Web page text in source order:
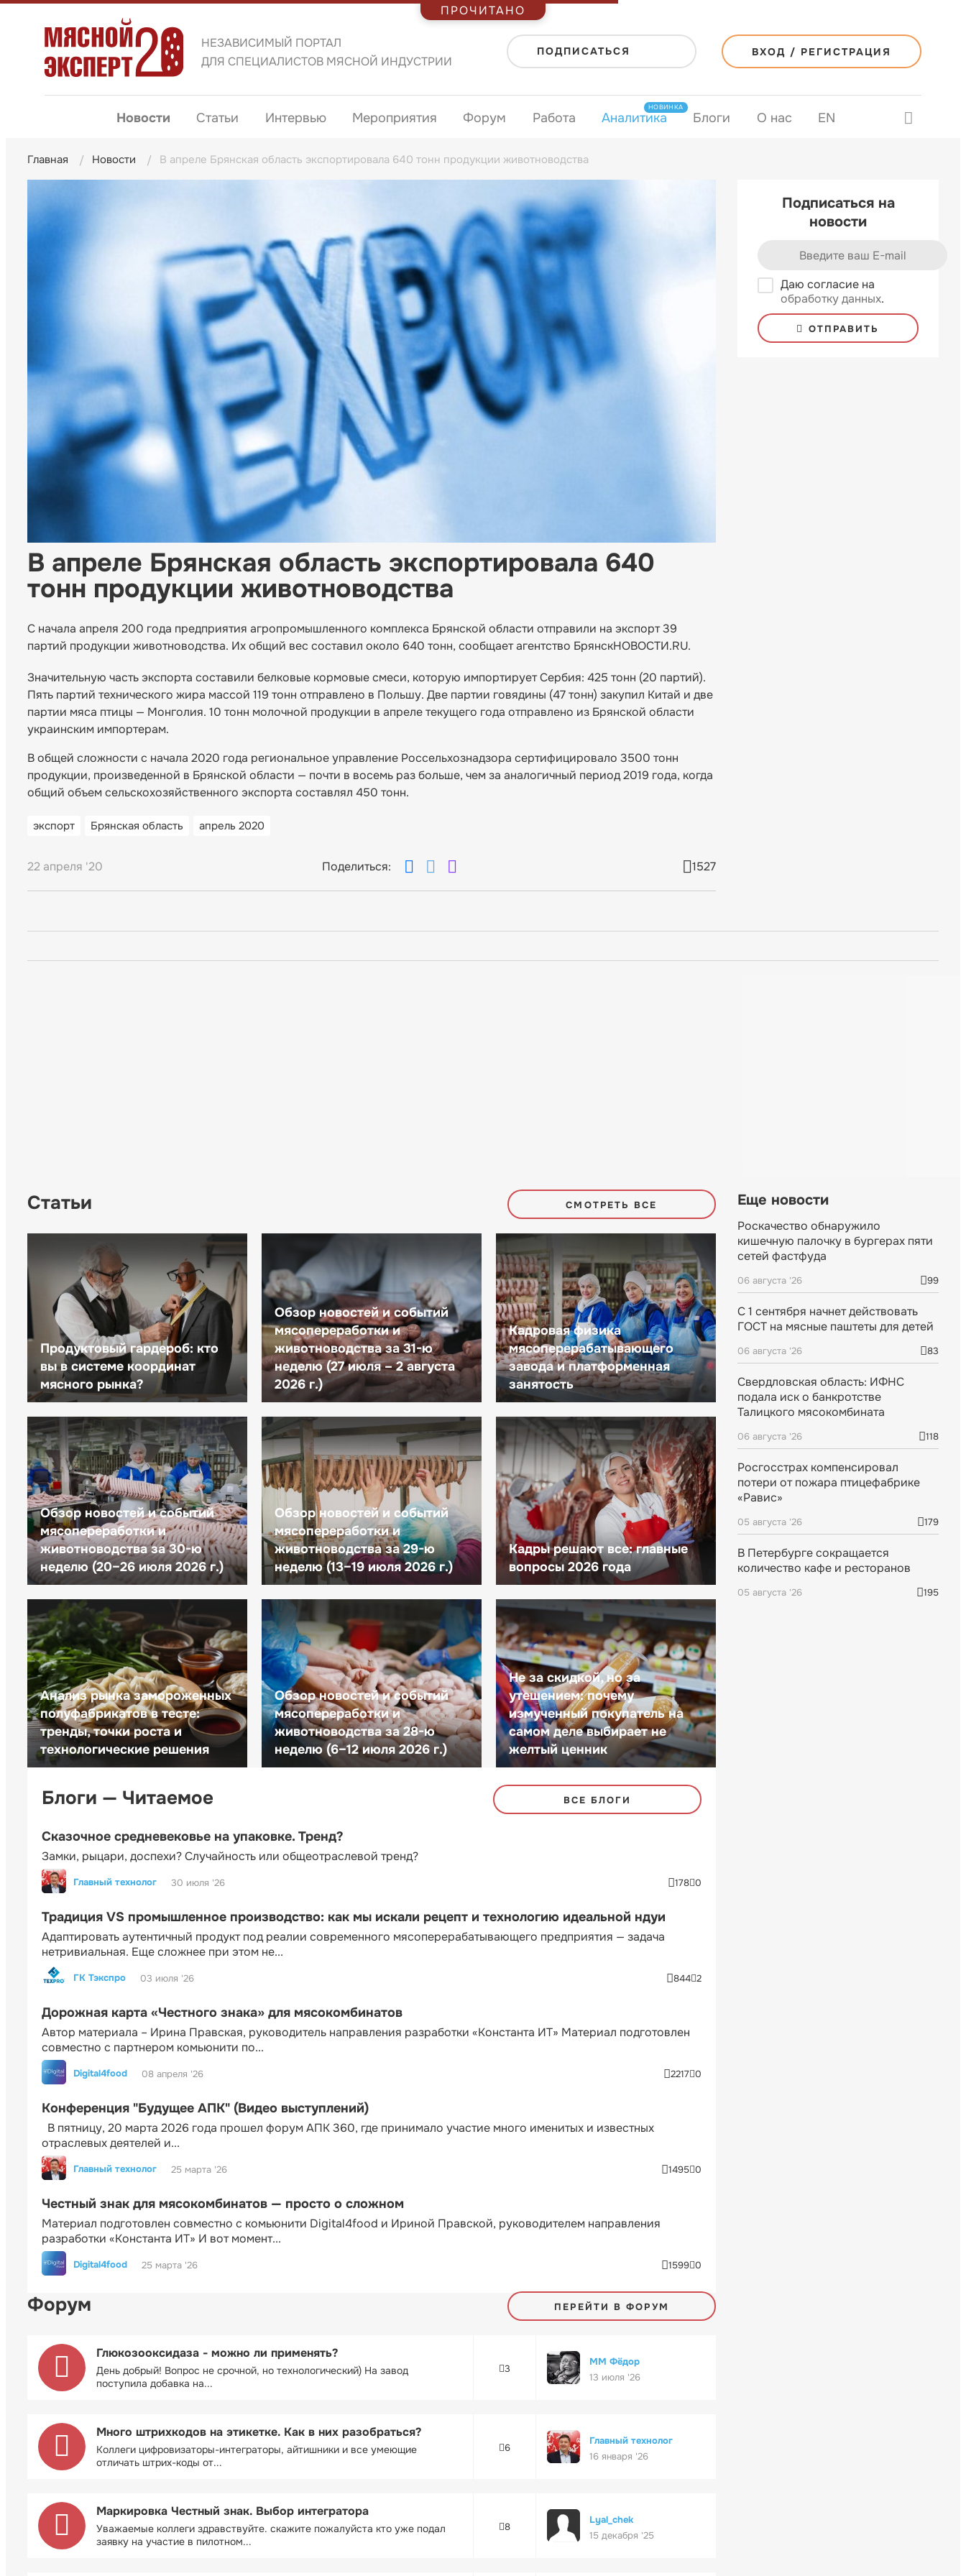
НЕЗАВИСИМЫЙ ПОРТАЛ
ДЛЯ СПЕЦИАЛИСТОВ МЯСНОЙ ИНДУСТРИИ
ПОДПИСАТЬСЯ ВХОД / РЕГИСТРАЦИЯ
Новости Статьи Интервью Мероприятия Форум Работа Аналитика
НОВИНКА
Блоги О нас EN
Главная Новости В апреле Брянская область экспортировала 640 тонн продукции животноводства
В апреле Брянская область экспортировала 640
тонн продукции животноводства
С начала апреля 200 года предприятия агропромышленного комплекса Брянской области отправили на экспорт 39
партий продукции животноводства. Их общий вес составил около 640 тонн, сообщает агентство БрянскНОВОСТИ.RU.
Значительную часть экспорта составили белковые кормовые смеси, которую импортирует Сербия: 425 тонн (20 партий).
Пять партий технического жира массой 119 тонн отправлено в Польшу. Две партии говядины (47 тонн) закупил Китай и две
партии мяса птицы — Монголия. 10 тонн молочной продукции в апреле текущего года отправлено из Брянской области
украинским импортерам.
В общей сложности с начала 2020 года региональное управление Россельхознадзора сертифицировало 3500 тонн
продукции, произведенной в Брянской области — почти в восемь раз больше, чем за аналогичный период 2019 года, когда
общий объем сельскохозяйственного экспорта составлял 450 тонн.
экспорт Брянская область апрель 2020
22 апреля '20 Поделиться: 1527
Подписаться на
новости
Даю согласие на
обработку данных.
ОТПРАВИТЬ
Статьи СМОТРЕТЬ ВСЕ
Продуктовый гардероб: кто
вы в системе координат
мясного рынка?
Обзор новостей и событий
мясопереработки и
животноводства за 31-ю
неделю (27 июля – 2 августа
2026 г.)
Кадровая физика
мясоперерабатывающего
завода и платформенная
занятость
Обзор новостей и событий
мясопереработки и
животноводства за 30-ю
неделю (20–26 июля 2026 г.)
Обзор новостей и событий
мясопереработки и
животноводства за 29-ю
неделю (13–19 июля 2026 г.)
Кадры решают все: главные
вопросы 2026 года
Анализ рынка замороженных
полуфабрикатов в тесте:
тренды, точки роста и
технологические решения
Обзор новостей и событий
мясопереработки и
животноводства за 28-ю
неделю (6–12 июля 2026 г.)
Не за скидкой, но за
утешением: почему
измученный покупатель на
самом деле выбирает не
желтый ценник
Блоги — Читаемое ВСЕ БЛОГИ
Сказочное средневековье на упаковке. Тренд?
Замки, рыцари, доспехи? Случайность или общеотраслевой тренд?
Главный технолог 30 июля '26 178 0
Традиция VS промышленное производство: как мы искали рецепт и технологию идеальной ндуи
Адаптировать аутентичный продукт под реалии современного мясоперерабатывающего предприятия — задача
нетривиальная. Еще сложнее при этом не...
ГК Тэкспро 03 июля '26 844 2
Дорожная карта «Честного знака» для мясокомбинатов
Автор материала – Ирина Правская, руководитель направления разработки «Константа ИТ» Материал подготовлен
совместно с партнером комьюнити по...
Digital4food 08 апреля '26 2217 0
Конференция "Будущее АПК" (Видео выступлений)
В пятницу, 20 марта 2026 года прошел форум АПК 360, где принимало участие много именитых и известных
отраслевых деятелей и...
Главный технолог 25 марта '26 1495 0
Честный знак для мясокомбинатов — просто о сложном
Материал подготовлен совместно с комьюнити Digital4food и Ириной Правской, руководителем направления
разработки «Константа ИТ» И вот момент...
Digital4food 25 марта '26 1599 0
Форум ПЕРЕЙТИ В ФОРУМ
Глюкозооксидаза - можно ли применять?
День добрый! Вопрос не срочной, но технологический) На завод
поступила добавка на...
3
ММ Фёдор
13 июля '26
Много штрихкодов на этикетке. Как в них разобраться?
Коллеги цифровизаторы-интеграторы, айтишники и все умеющие
отличать штрих-коды от...
6
Главный технолог
16 января '26
Маркировка Честный знак. Выбор интегратора
Уважаемые коллеги здравствуйте. скажите пожалуйста кто уже подал
заявку на участие в пилотном...
8
Lyal_chek
15 декабря '25
Еще новости
Роскачество обнаружило
кишечную палочку в бургерах пяти
сетей фастфуда
06 августа '26 99
С 1 сентября начнет действовать
ГОСТ на мясные паштеты для детей
06 августа '26 83
Свердловская область: ИФНС
подала иск о банкротстве
Талицкого мясокомбината
06 августа '26 118
Росгосстрах компенсировал
потери от пожара птицефабрике
«Равис»
05 августа '26 179
В Петербурге сокращается
количество кафе и ресторанов
05 августа '26 195
ПРОЧИТАНО